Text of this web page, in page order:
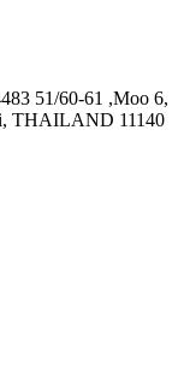
51/60-61 ,Moo 6,
THAILAND 11140